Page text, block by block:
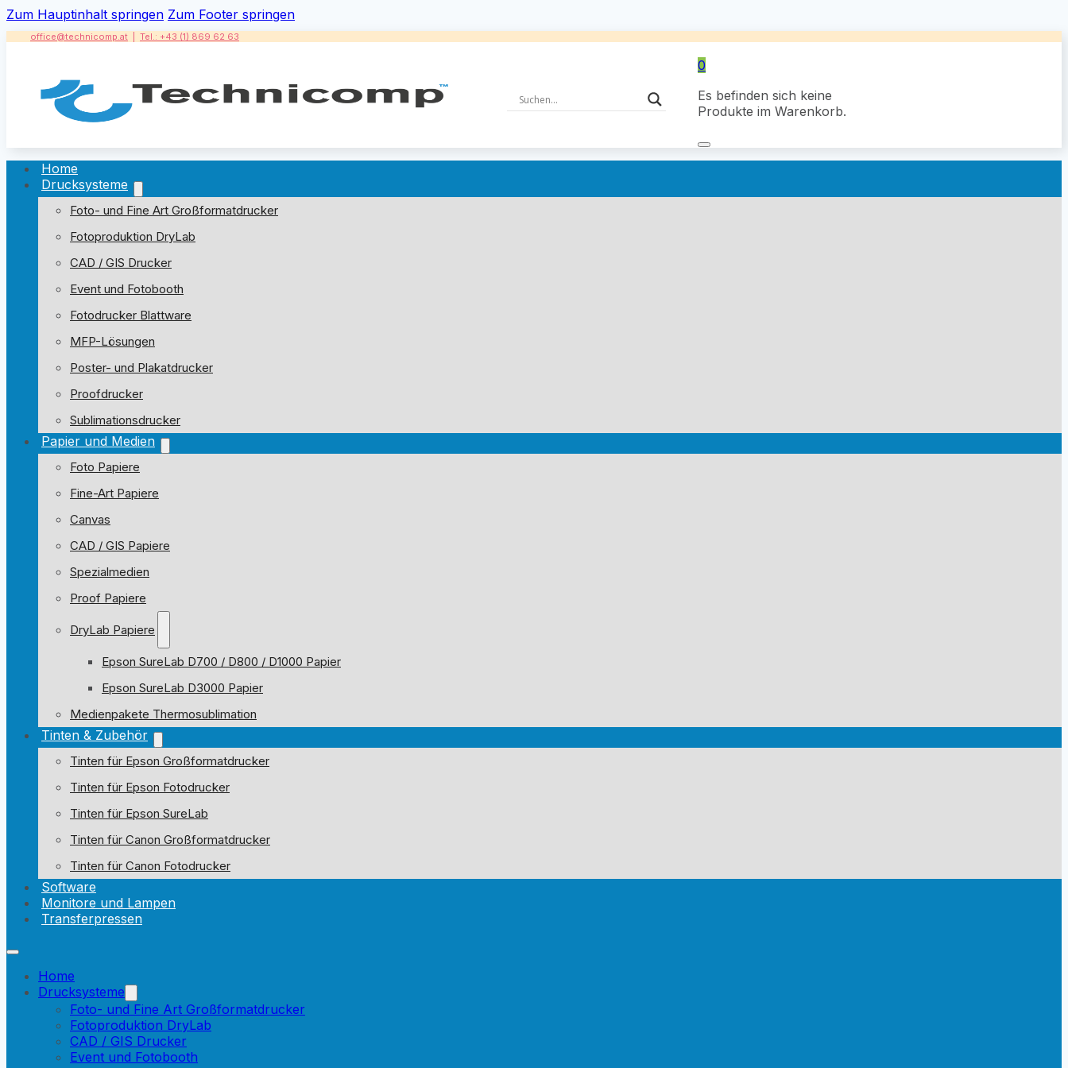
Zum Hauptinhalt springen Zum Footer springen
office@technicomp.at Tel.: +43 (1) 869 62 63
0
Es befinden sich keine
Produkte im Warenkorb.
Home
Drucksysteme
Foto- und Fine Art Großformatdrucker
Fotoproduktion DryLab
CAD / GIS Drucker
Event und Fotobooth
Fotodrucker Blattware
MFP-Lösungen
Poster- und Plakatdrucker
Proofdrucker
Sublimationsdrucker
Papier und Medien
Foto Papiere
Fine-Art Papiere
Canvas
CAD / GIS Papiere
Spezialmedien
Proof Papiere
DryLab Papiere
Epson SureLab D700 / D800 / D1000 Papier
Epson SureLab D3000 Papier
Medienpakete Thermosublimation
Tinten & Zubehör
Tinten für Epson Großformatdrucker
Tinten für Epson Fotodrucker
Tinten für Epson SureLab
Tinten für Canon Großformatdrucker
Tinten für Canon Fotodrucker
Software
Monitore und Lampen
Transferpressen
Home
Drucksysteme
Foto- und Fine Art Großformatdrucker
Fotoproduktion DryLab
CAD / GIS Drucker
Event und Fotobooth